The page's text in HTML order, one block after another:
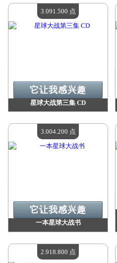
现有数量：4
星球大战第三集 CD
现有数量：4
它让我感兴趣
3.091.500 点
一本星球大战书
现有数量：4
它让我感兴趣
3.004.200 点
2.918.800 点